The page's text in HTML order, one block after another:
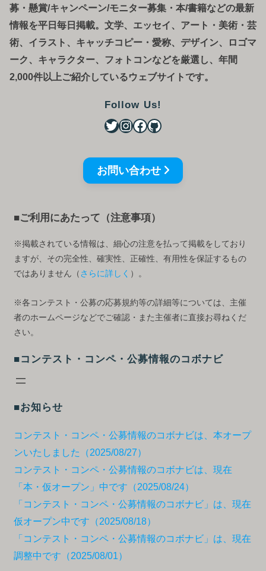
募 ・ 懸賞/キャンペーン/モニター募集・本/書籍などの最新
情報を平日毎日掲載。文学、エッセイ、アート・美術・芸
術、イラスト、キャッチコピー・愛称、デザイン、ロゴマ
ーク、キャラクター、フォトコンなどを厳選し、年間
2,000件以上ご紹介しているウェブサイトです。
Follow Us!
お問い合わせ
■ご利用にあたって（注意事項）
※掲載されている情報は、細心の注意を払って掲載をしており
ますが、その完全性、確実性、正確性、有用性を保証するもの
ではありません（ さらに詳しく ）。
※各コンテスト・公募の応募規約等の詳細等については、主催
者のホームページなどでご確認・また主催者に直接お尋ねくだ
さい。
■コンテスト・コンペ・公募情報のコボナビ
■お知らせ
コンテスト・コンペ・公募情報のコボナビは、本オープ
ンいたしました（2025/08/27）
コンテスト・コンペ・公募情報のコボナビは、現在
「本・仮オープン」中です（2025/08/24）
「コンテスト・コンペ・公募情報のコボナビ」は、現在
仮オープン中です（2025/08/18）
「コンテスト・コンペ・公募情報のコボナビ」は、現在
調整中です（2025/08/01）